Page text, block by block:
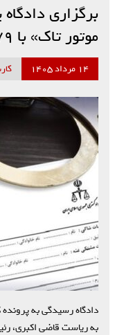
برگزاری
موتور تاک» با ۲۹۷۹ شاکی
۱۴ مرداد ۱۴۰۵
دادگاه رسیدگی به